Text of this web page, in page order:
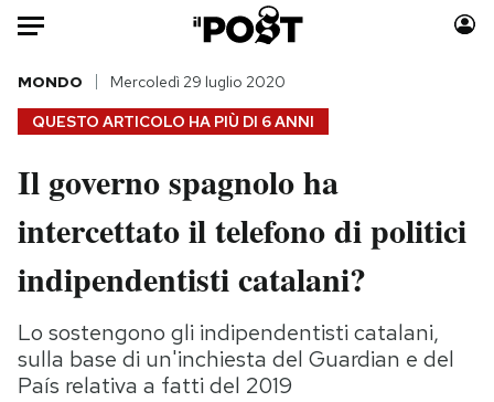
Auto
HOME
Italia
Politica
Tecnologia
Scienza
Cultura
Moda
Consumismi
Storie/Idee
Media
Europa
QUESTO ARTICOLO HA PIÙ DI 6 ANNI
MONDO Mercoledì 29 luglio 2020
Il governo spagnolo ha
intercettato il telefono di politici
indipendentisti catalani?
Lo sostengono gli indipendentisti catalani,
sulla base di un'inchiesta del Guardian e del
País relativa a fatti del 2019